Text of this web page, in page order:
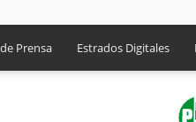
Prensa Estrados Digitales